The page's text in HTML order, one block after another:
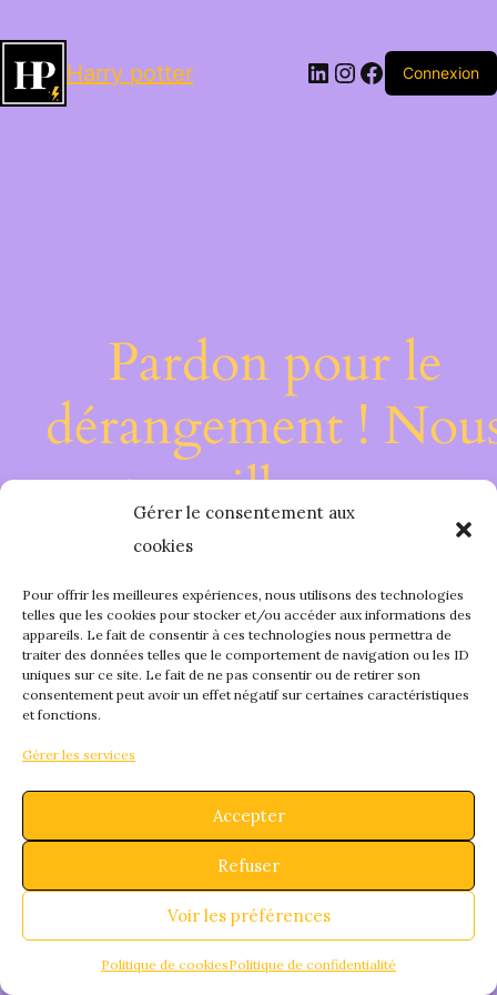
Gérer le consentement aux
cookies
Pour offrir les meilleures expériences, nous utilisons des technologies
telles que les cookies pour stocker et/ou accéder aux informations des
appareils. Le fait de consentir à ces technologies nous permettra de
traiter des données telles que le comportement de navigation ou les ID
uniques sur ce site. Le fait de ne pas consentir ou de retirer son
consentement peut avoir un effet négatif sur certaines caractéristiques
et fonctions.
Gérer les services
Accepter
Refuser
Voir les préférences
Politique de cookiesPolitique de confidentialité
Harry potter LinkedIn
Instagram
Facebook
Connexion
Pardon pour le
dérangement !
travaillons sur
quelque chose de
fantastique –
bientôt !